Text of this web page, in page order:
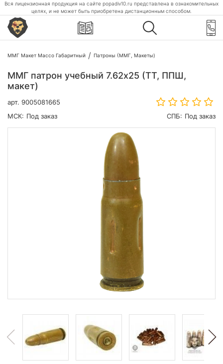
Вся лицензионная продукция на сайте popadiv10.ru представлена в ознакомительных
целях, и не может быть приобретена дистанционным способом.
ММГ Макет Массо Габаритный Патроны (ММГ, Макеты)
ММГ патрон учебный 7.62х25 (ТТ, ППШ,
макет)
арт. 9005081665
МСК: Под заказ СПБ: Под заказ